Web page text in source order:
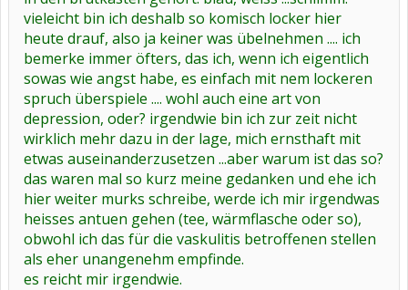
vieleicht bin ich deshalb so komisch locker hier
heute drauf, also ja keiner was übelnehmen .... ich
bemerke immer öfters, das ich, wenn ich eigentlich
sowas wie angst habe, es einfach mit nem lockeren
spruch überspiele .... wohl auch eine art von
depression, oder? irgendwie bin ich zur zeit nicht
wirklich mehr dazu in der lage, mich ernsthaft mit
etwas auseinanderzusetzen ...aber warum ist das so?
das waren mal so kurz meine gedanken und ehe ich
hier weiter murks schreibe, werde ich mir irgendwas
heisses antuen gehen (tee, wärmflasche oder so),
obwohl ich das für die vaskulitis betroffenen stellen
als eher unangenehm empfinde.
es reicht mir irgendwie.